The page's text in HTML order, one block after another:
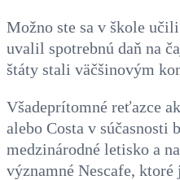
Možno ste sa v škole
uvalil spotrebnú daň na
štáty stali väčšinovým
Všadeprítomné reťazce
alebo Costa v súčasnosti
medzinárodné letisko a
významné Nescafe,